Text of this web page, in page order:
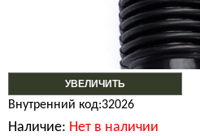
УВЕЛИЧИТЬ
Внутренний код:32026
Наличие: Нет в наличии